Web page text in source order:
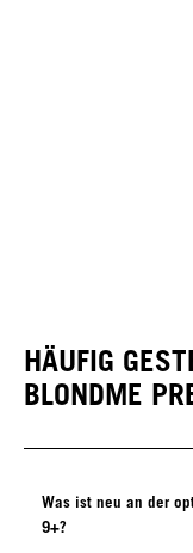
HÄUFIG
BLONDME
Was ist neu an der
9+?